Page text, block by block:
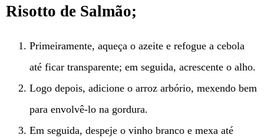
Risotto de Salmão;
Primeiramente, aqueça o azeite e refogue a cebola
até ficar transparente; em seguida, acrescente o alho.
Logo depois, adicione o arroz arbório, mexendo bem
para envolvê-lo na gordura.
Em seguida, despeje o vinho branco e mexa até